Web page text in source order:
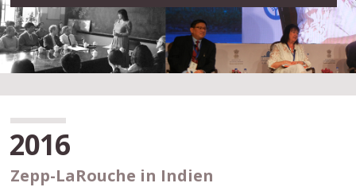
2016
Zepp-LaRouche in Indien